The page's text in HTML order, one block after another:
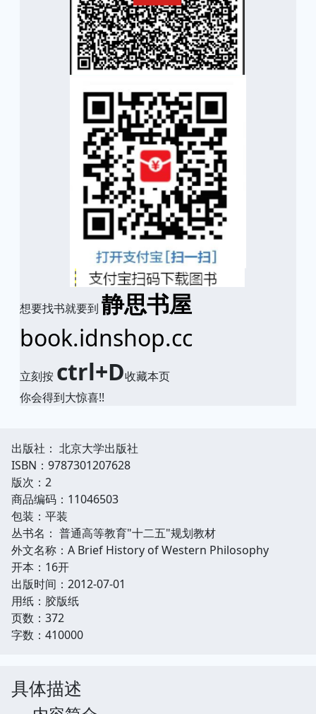
想要找书就要到 静思书屋
book.idnshop.cc
立刻按 ctrl+D收藏本页
你会得到大惊喜!!
出版社： 北京大学出版社
ISBN：9787301207628
版次：2
商品编码：11046503
包装：平装
丛书名： 普通高等教育"十二五"规划教材
外文名称：A Brief History of Western Philosophy
开本：16开
出版时间：2012-07-01
用纸：胶版纸
页数：372
字数：410000
具体描述